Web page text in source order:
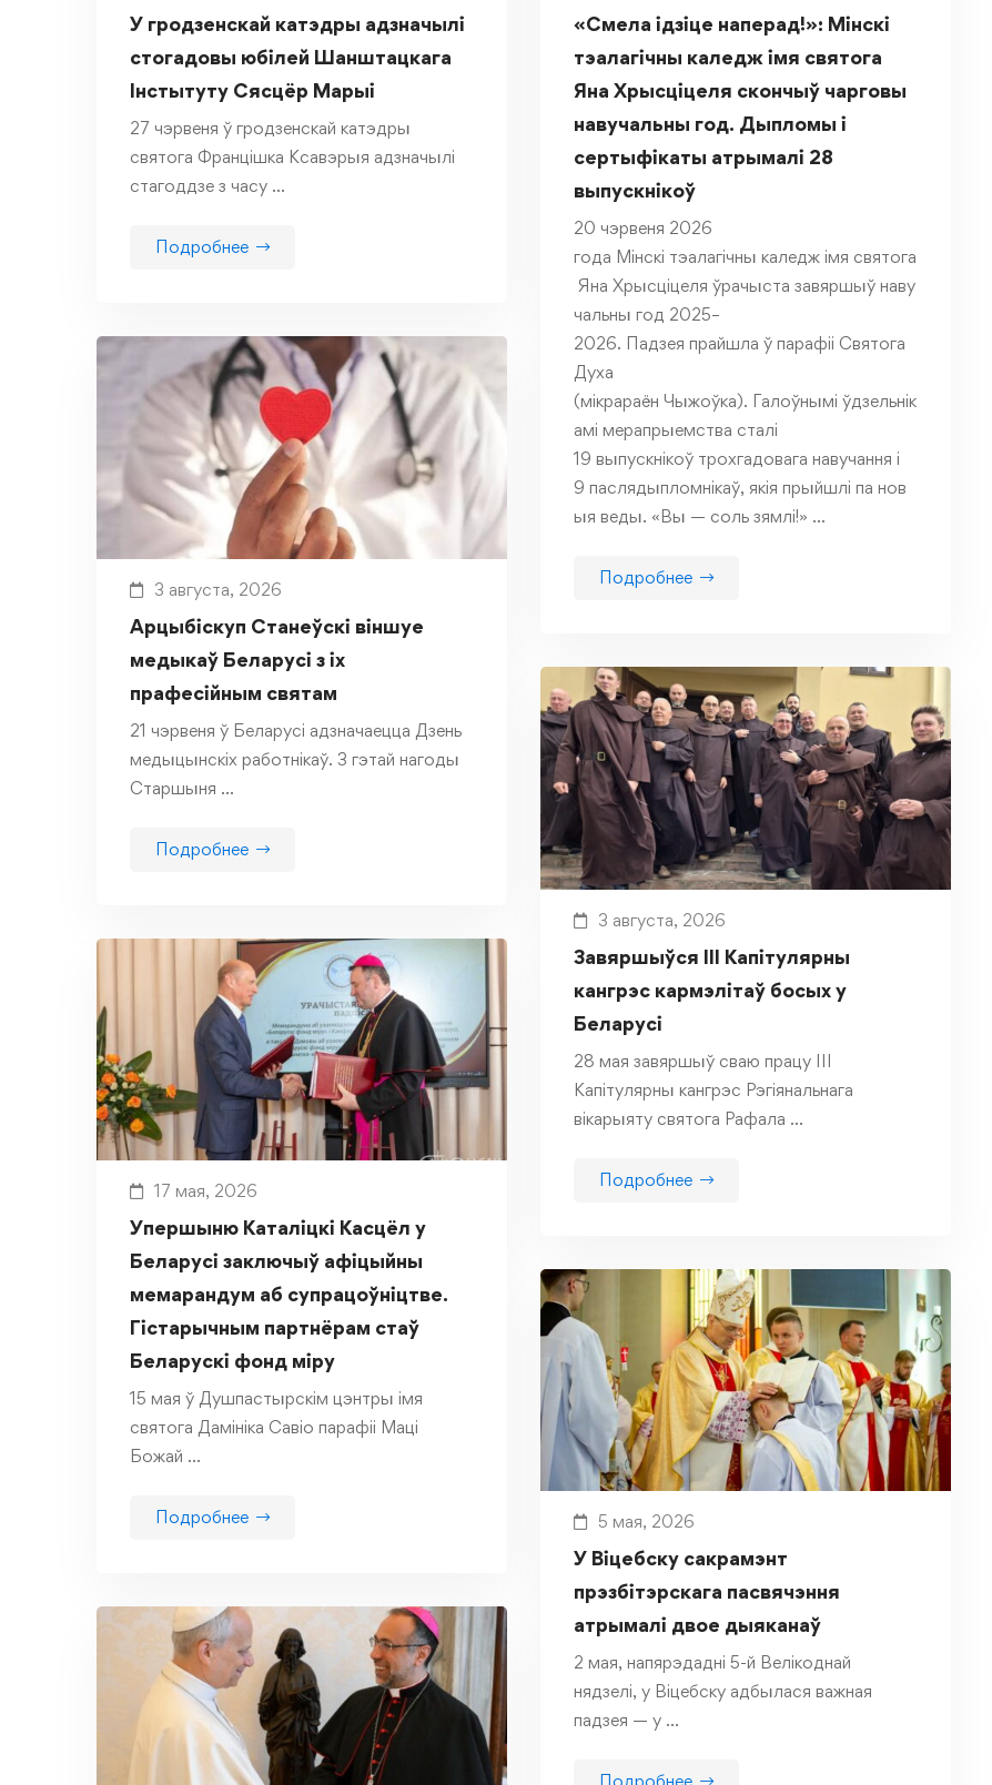
У гродзенскай катэдры адзначылі
стогадовы юбілей Шанштацкага
Інстытуту Сясцёр Марыі
27 чэрвеня ў гродзенскай катэдры
святога Францішка Ксавэрыя адзначылі
стагоддзе з часу …
Подробнее
«Смела ідзіце наперад!»: Мінскі
тэалагічны каледж імя святога
Яна Хрысціцеля скончыў чарговы
навучальны год. Дыпломы і
сертыфікаты атрымалі 28
выпускнікоў
20 чэрвеня 2026
года Мінскі тэалагічны каледж імя святога
Яна Хрысціцеля ўрачыста завяршыў наву
чальны год 2025–
2026. Падзея прайшла ў парафіі Святога
Духа
(мікрараён Чыжоўка). Галоўнымі ўдзельнік
амі мерапрыемства сталі
19 выпускнікоў трохгадовага навучання і
9 паслядыпломнікаў, якія прыйшлі па нов
ыя веды. «Вы — соль зямлі!» …
Подробнее
3 августа, 2026
Арцыбіскуп Станеўскі віншуе
медыкаў Беларусі з іх
прафесійным святам
21 чэрвеня ў Беларусі адзначаецца Дзень
медыцынскіх работнікаў. З гэтай нагоды
Старшыня …
Подробнее
3 августа, 2026
Завяршыўся III Капітулярны
кангрэс кармэлітаў босых у
Беларусі
28 мая завяршыў сваю працу ІІІ
Капітулярны кангрэс Рэгіянальнага
вікарыяту святога Рафала …
Подробнее
17 мая, 2026
Упершыню Каталіцкі Касцёл у
Беларусі заключыў афіцыйны
мемарандум аб супрацоўніцтве.
Гістарычным партнёрам стаў
Беларускі фонд міру
15 мая ў Душпастырскім цэнтры імя
святога Дамініка Савіо парафіі Маці
Божай …
Подробнее 5 мая, 2026
У Віцебску сакрамэнт
прэзбітэрскага пасвячэння
атрымалі двое дыяканаў
2 мая, напярэдадні 5-й Велікоднай
нядзелі, у Віцебску адбылася важная
падзея — у …